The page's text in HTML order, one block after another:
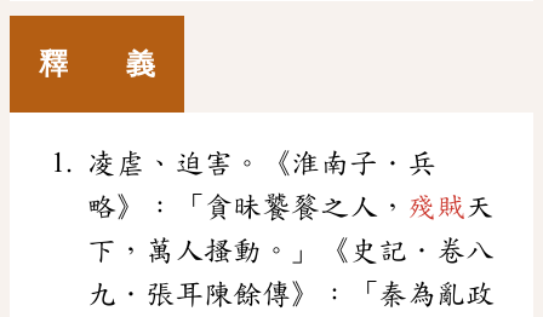
釋 義
凌虐、迫害。《淮南子．兵
略》：「貪昧饕餮之人， 殘賊天
下，萬人搔動。」《史記．卷八
九．張耳陳餘傳》：「秦為亂政